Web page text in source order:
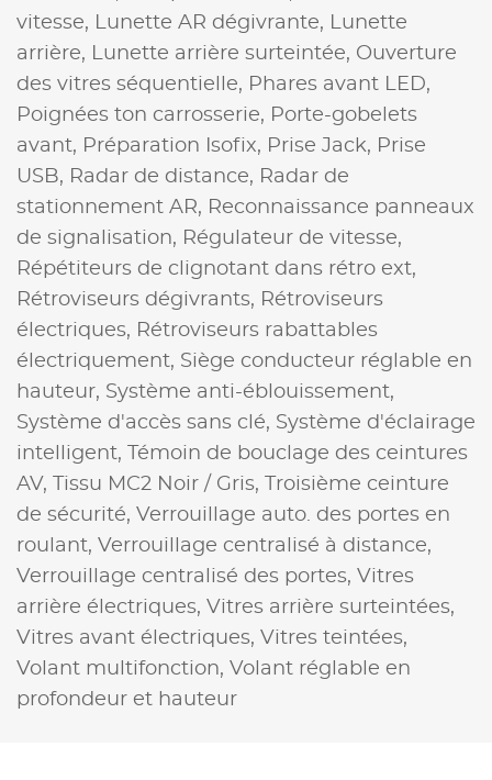
vitesse,
Lunette AR dégivrante,
Lunette
arrière,
Lunette arrière surteintée, Ouverture
des vitres séquentielle, Phares avant LED,
Poignées ton carrosserie, Porte-gobelets
avant, Préparation Isofix, Prise Jack, Prise
USB, Radar de distance, Radar de
stationnement AR, Reconnaissance panneaux
de signalisation, Régulateur de vitesse,
Répétiteurs de clignotant dans rétro ext,
Rétroviseurs dégivrants, Rétroviseurs
électriques, Rétroviseurs rabattables
électriquement, Siège conducteur réglable en
hauteur, Système anti-éblouissement,
Système d'accès sans clé, Système d'éclairage
intelligent,
Témoin de bouclage des ceintures
AV,
Tissu MC2 Noir / Gris,
Troisième ceinture
de sécurité, Verrouillage auto. des portes en
roulant, Verrouillage centralisé à distance,
Verrouillage centralisé des portes, Vitres
arrière électriques, Vitres arrière surteintées,
Vitres avant électriques, Vitres teintées,
Volant multifonction, Volant réglable en
profondeur et hauteur